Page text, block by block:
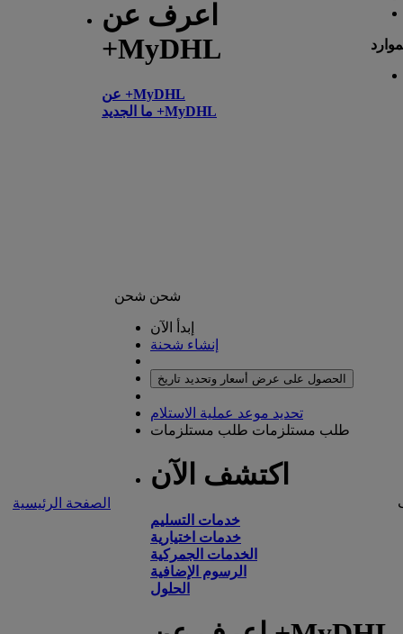
اعرف عن
+MyDHL
عن +MyDHL
ما الجديد +MyDHL
الصفحة الرئيسية
شحن شحن
إبدأ الآن
إنشاء شحنة
الحصول على عرض أسعار وتحديد تاريخ
تحديد موعد عملية الاستلام
طلب مستلزمات طلب مستلزمات
اكتشف الآن
خدمات التسليم
خدمات اختيارية
الخدمات الجمركية
الرسوم الإضافية
الحلول